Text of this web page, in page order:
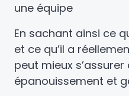
une équipe
En sachant ainsi ce
et ce qu’il a
peut mieux s’assurer
épanouissement et